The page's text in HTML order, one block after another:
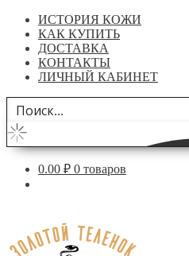
ИСТОРИЯ КОЖИ
КАК КУПИТЬ
ДОСТАВКА
КОНТАКТЫ
ЛИЧНЫЙ КАБИНЕТ
0.00 ₽ 0 товаров
навигации
содержимому